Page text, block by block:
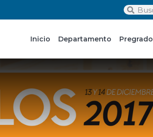
Inicio Departamento Pregrado